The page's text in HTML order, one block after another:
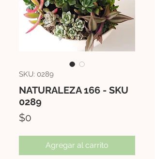
SKU: 0289
NATURALEZA 166 - SKU
0289
$0
Agregar al carrito